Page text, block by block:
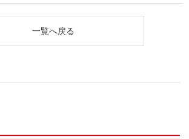
一覧へ戻る